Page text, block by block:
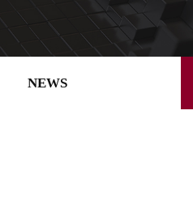
NEWS